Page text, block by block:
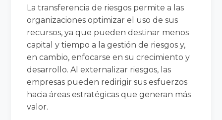
La transferencia de riesgos permite a las
organizaciones optimizar el uso de sus
recursos, ya que pueden destinar menos
capital y tiempo a la gestión de riesgos y,
en cambio, enfocarse en su crecimiento y
desarrollo. Al externalizar riesgos, las
empresas pueden redirigir sus esfuerzos
hacia áreas estratégicas que generan más
valor.